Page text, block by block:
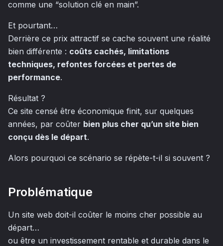
comme une “solution clé en main”.
Et pourtant…
Derrière ce prix attractif se cache souvent une réalité
bien différente : coûts cachés, limitations
techniques, refontes forcées et pertes de
performance.
Résultat ?
Ce site censé être économique finit, sur quelques
années, par coûter bien plus cher qu’un site bien
conçu dès le départ.
Alors pourquoi ce scénario se répète-t-il si souvent ?
Problématique
Un site web doit-il coûter le moins cher possible au
départ…
ou être un investissement rentable et durable dans le